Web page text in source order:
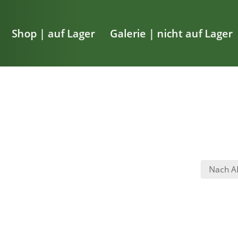
Shop | auf Lager Galerie | nicht auf Lager